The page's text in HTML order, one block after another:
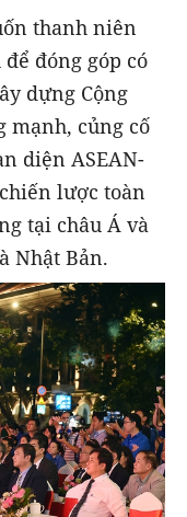
thanh niên
đóng góp có
dựng Cộng
mạnh, củng cố
diện ASEAN-
lược toàn
tại châu Á và
Nhật Bản.